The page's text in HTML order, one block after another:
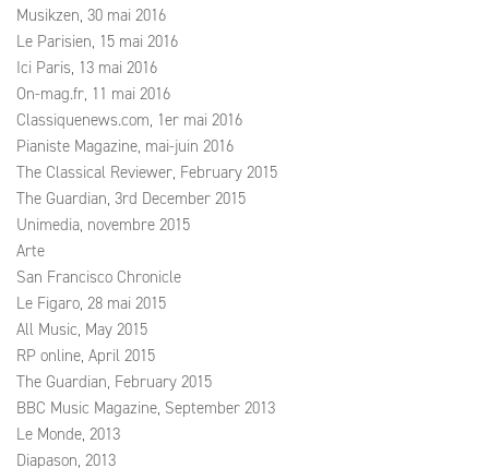
Musikzen, 30 mai 2016
Le Parisien, 15 mai 2016
Ici Paris, 13 mai 2016
On-mag.fr, 11 mai 2016
Classiquenews.com, 1er mai 2016
Pianiste Magazine, mai-juin 2016
The Classical Reviewer, February 2015
The Guardian, 3rd December 2015
Unimedia, novembre 2015
Arte
San Francisco Chronicle
Le Figaro, 28 mai 2015
All Music, May 2015
RP online, April 2015
The Guardian, February 2015
BBC Music Magazine, September 2013
Le Monde, 2013
Diapason, 2013